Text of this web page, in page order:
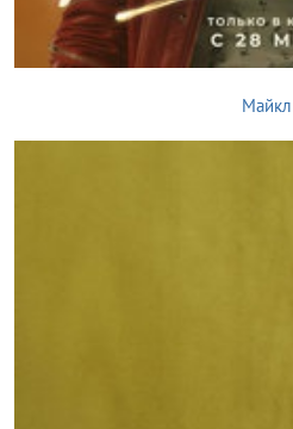
Майкл